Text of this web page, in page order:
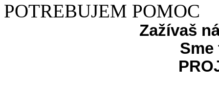
POTREBUJEM POMOC
Zažívaš
Sme